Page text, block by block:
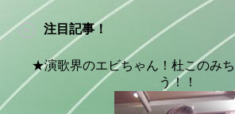
注目記事！
★演歌界のエビちゃん！杜このみ
う！！